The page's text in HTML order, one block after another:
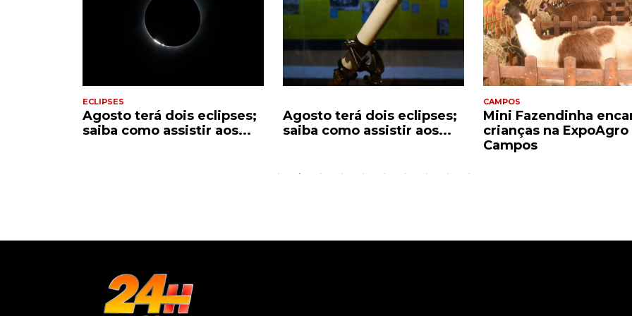
ECLIPSES
Agosto terá dois eclipses;
saiba como assistir aos...
Agosto terá dois eclipses;
saiba como assistir aos...
CAMPOS
Mini Fazendinha
crianças na ExpoAgro
Campos